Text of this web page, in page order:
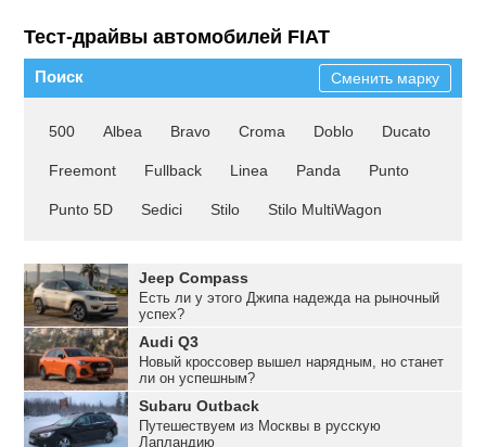
Тест-драйвы автомобилей FIAT
Поиск Сменить марку
500 Albea Bravo Croma Doblo Ducato
Freemont Fullback Linea Panda Punto
Punto 5D Sedici Stilo Stilo MultiWagon
Jeep Compass
Есть ли у этого Джипа надежда на рыночный
успех?
Audi Q3
Новый кроссовер вышел нарядным, но станет
ли он успешным?
Subaru Outback
Путешествуем из Москвы в русскую
Лапландию